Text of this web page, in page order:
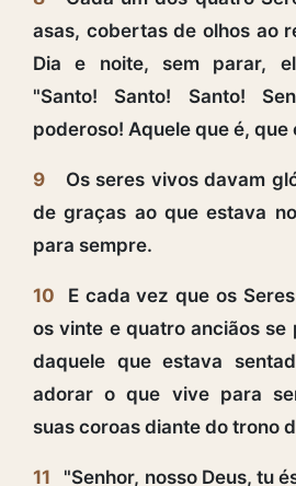
asas, cobertas de olhos ao
Dia e noite, sem parar,
"Santo! Santo! Santo!
poderoso! Aquele que é, que
9
Os seres vivos davam
de graças ao que estava
para sempre.
10
E cada vez que os
os vinte e quatro anciãos se
daquele que estava
adorar o que vive para
suas coroas diante do trono
11 "Senhor, nosso Deus, tu